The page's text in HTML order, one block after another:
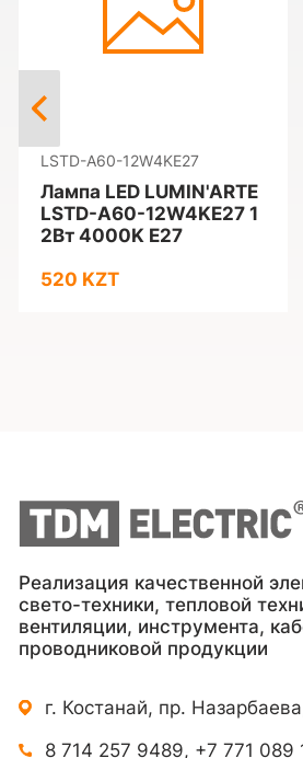
LSTD-A60-12W4KE27
Лампа LED LUMIN'ARTE
LSTD-A60-12W4KE27 1
2Вт 4000K E27
520 KZT
Реализация качественной
свето-техники, тепловой
вентиляции, инструмента,
проводниковой продукции
г. Костанай, пр.
8 714 257 9489, +7 771 089